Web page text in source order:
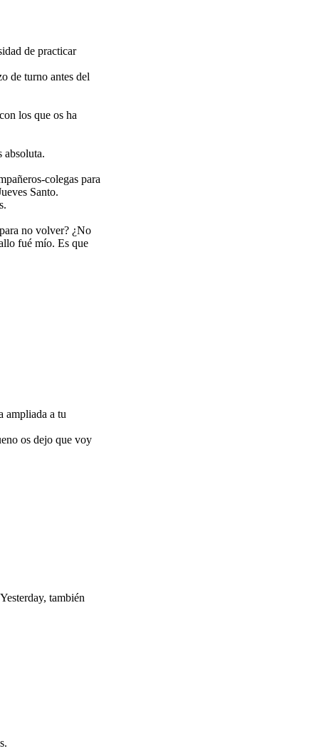
de practicar
de turno antes del
los que os ha
absoluta.
colegas para
Santo.
no volver? ¿No
fué mío. Es que
ampliada a tu
os dejo que voy
también